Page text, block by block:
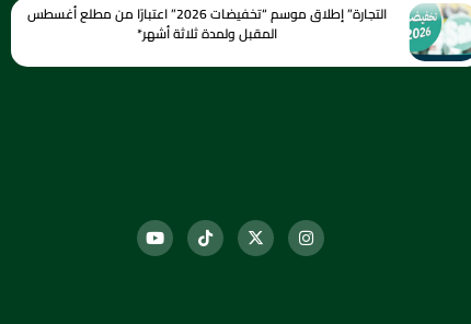
التجارة” إطلاق موسم “تخفيضات 2026” اعتبارًا من مطلع أغسطس
المقبل ولمدة ثلاثة أشهر*